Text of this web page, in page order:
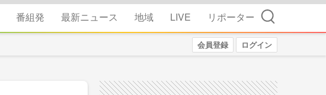
番組発 最新ニュース 地域 LIVE リポーター 検索
会員登録 ログイン